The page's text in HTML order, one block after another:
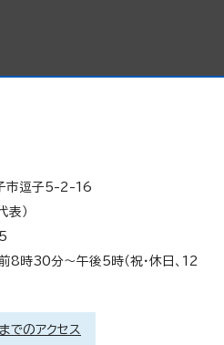
市逗子5-2-16
）
8時30分～午後5時（祝・休日、12
でのアクセス